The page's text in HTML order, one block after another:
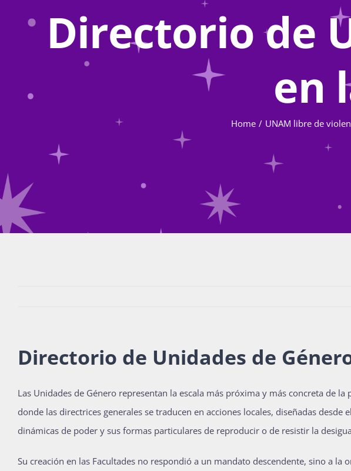
Directorio de
en
Home UNAM libre de
Directorio de Unidades de
Las Unidades de Género representan la escala más próxima y más concreta de
donde las directrices generales se traducen en acciones locales, diseñadas
dinámicas de poder y sus formas particulares de reproducir o de resistir la
Su creación en las Facultades no respondió a un mandato descendente, sino a la